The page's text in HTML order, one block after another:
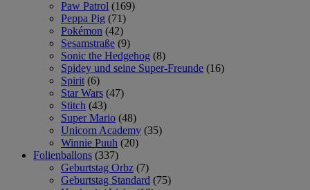
Paw Patrol (169)
Peppa Pig (71)
Pokémon (42)
Sesamstraße (9)
Sonic the Hedgehog (8)
Spidey und seine Super-Freunde (16)
Spirit (6)
Star Wars (47)
Stitch (43)
Super Mario (48)
Unicorn Academy (35)
Winnie Puuh (20)
Folienballons (337)
Geburtstag Orbz (7)
Geburtstag Standard (75)